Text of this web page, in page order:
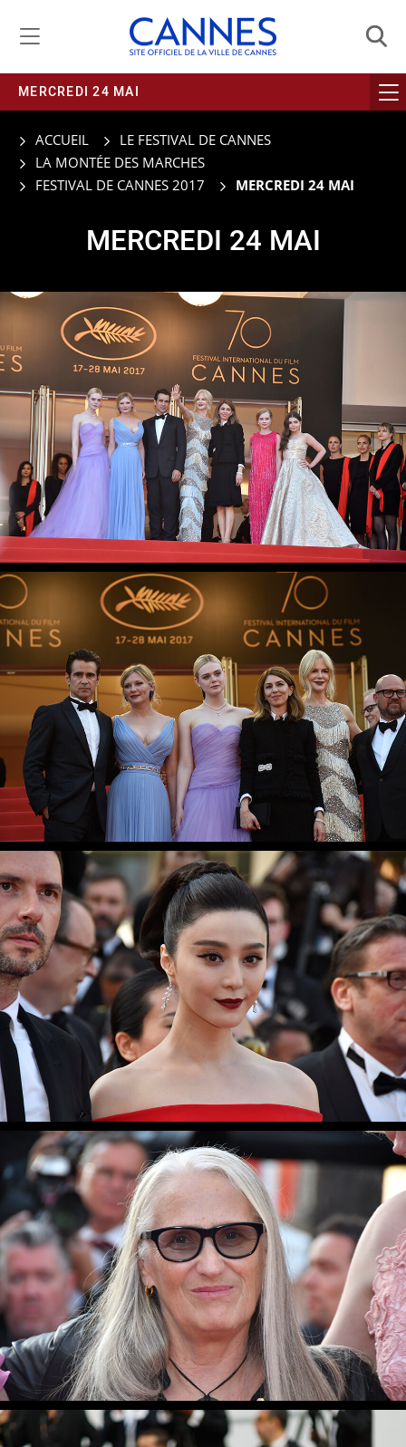
MERCREDI 24 MAI
ACCUEIL
LE FESTIVAL DE CANNES
LA MONTÉE DES MARCHES
FESTIVAL DE CANNES 2017
MERCREDI 24 MAI
MERCREDI 24 MAI